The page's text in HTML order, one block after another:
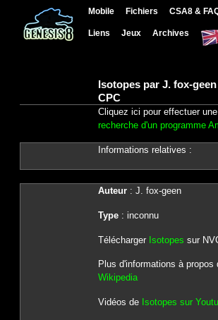
Mobile Fichiers CSA8 &
Liens Jeux Archives
Isotopes par J. fox-
CPC
Cliquez ici pour effectuer une
recherche d'un programme
Informations relatives :
Auteur: J. fox-geen
Type: inconnu
Télécharger Isotopes sur
Plus d'informations à propos
Wikipedia
Vidéos de Isotopes sur